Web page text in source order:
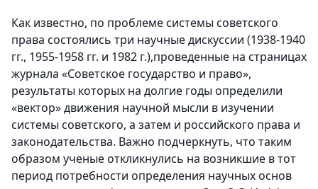
Как известно, по проблеме системы советского
права состоялись три научные дискуссии (1938-1940
гг., 1955-1958 гг. и 1982 г.),проведенные на страницах
журнала «Советское государство и право»,
результаты которых на долгие годы определили
«вектор» движения научной мысли в изучении
системы советского, а затем и российского права и
законодательства. Важно подчеркнуть, что таким
образом ученые откликнулись на возникшие в тот
период потребности определения научных основ